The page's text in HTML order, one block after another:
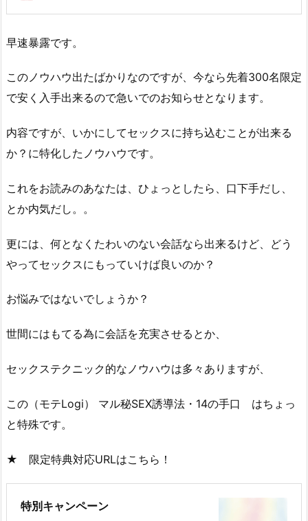
早速暴露です。
このノウハウ出たばかりなのですが、今なら先着300名限定
で安く入手出来るので急いでのお知らせとなります。
内容ですが、いかにしてセックスに持ち込むことが出来る
か？に特化したノウハウです。
これをお読みのあなたは、ひょっとしたら、口下手だし、
とか内気だし。。
更には、何となくたわいのない会話なら出来るけど、どう
やってセックスにもっていけば良いのか？
お悩みではないでしょうか？
世間にはもてる為に会話を充実させるとか、
セックステクニック的なノウハウは多々ありますが、
この（モテLogi） マル秘SEX誘導法・14の手口 はちょっ
と特殊です。
★ 限定特典対応URLはこちら！
特別キャンペーン